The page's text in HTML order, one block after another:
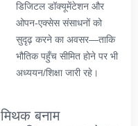
डिजिटल डॉक्यूमेंटेशन और
ओपन-एक्सेस संसाधनों को
सुदृढ़ करने का अवसर—ताकि
भौतिक पहुँच सीमित होने पर भी
अध्ययन/शिक्षा जारी रहे।
मिथक बनाम